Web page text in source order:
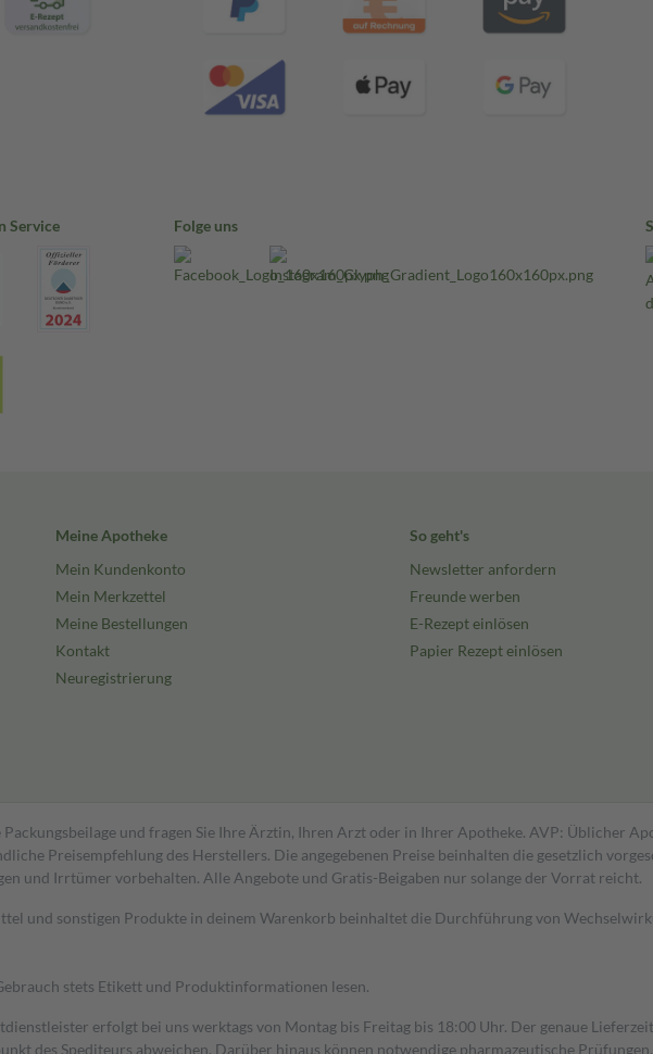
Service Folge uns
Meine Apotheke
Mein Kundenkonto
Mein Merkzettel
Meine Bestellungen
Kontakt
Neuregistrierung
So geht's
Newsletter anfordern
Freunde werben
E-Rezept einlösen
Papier Rezept einlösen
und fragen Sie Ihre Ärztin, Ihren Arzt oder in Ihrer Apotheke. AVP: Üblicher
Preisempfehlung des Herstellers. Die angegebenen Preise beinhalten die gesetzlich
und Irrtümer vorbehalten. Alle Angebote und Gratis-Beigaben nur solange der Vorrat reicht.
und sonstigen Produkte in deinem Warenkorb beinhaltet die Durchführung von
stets Etikett und Produktinformationen lesen.
erfolgt bei uns werktags von Montag bis Freitag bis 18:00 Uhr. Der genaue
des Spediteurs abweichen. Darüber hinaus können notwendige pharmazeutische